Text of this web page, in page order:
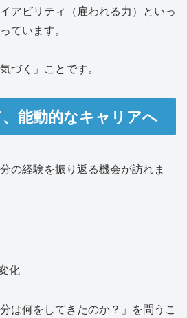
アビリティ（雇われる力）といっ
ています。
づく」ことです。
能動的なキャリアへ
の経験を振り返る機会が訪れま
化
は何をしてきたのか？」を問うこ